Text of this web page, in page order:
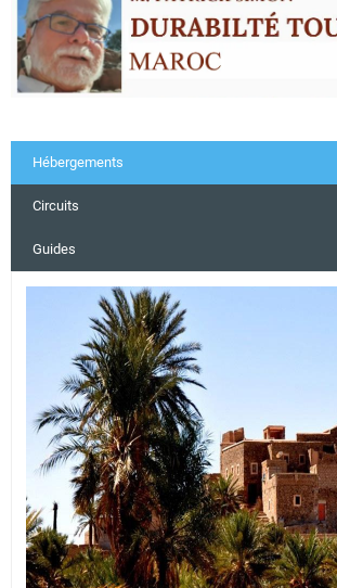
Hébergements
Circuits
Guides